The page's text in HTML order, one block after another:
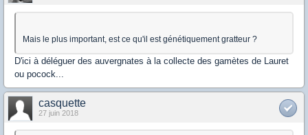
Mais le plus important, est ce qu'il est génétiquement gratteur ?
D'ici à déléguer des auvergnates à la collecte des gamètes de Lauret
ou pocock...
casquette
27 juin 2018